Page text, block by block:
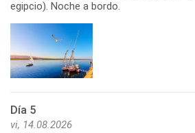
egipcio). Noche a bordo.
Día 5
vi, 14.08.2026